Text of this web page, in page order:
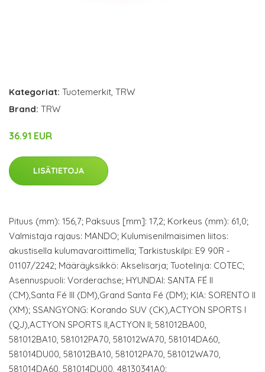
Kategoriat: Tuotemerkit, TRW
Brand: TRW
36.91 EUR
LISÄTIETOJA
Pituus (mm): 156,7; Paksuus [mm]: 17,2; Korkeus (mm): 61,0;
Valmistaja rajaus: MANDO; Kulumisenilmaisimen liitos:
akustisella kulumavaroittimella; Tarkistuskilpi: E9 90R -
01107/2242; Määräyksikkö: Akselisarja; Tuotelinja: COTEC;
Asennuspuoli: Vorderachse; HYUNDAI: SANTA FÉ II
(CM),Santa Fé III (DM),Grand Santa Fé (DM); KIA: SORENTO II
(XM); SSANGYONG: Korando SUV (CK),ACTYON SPORTS I
(QJ),ACTYON SPORTS II,ACTYON II; 581012BA00,
581012BA10, 581012PA70, 581012WA70, 581014DA60,
581014DU00, 581012BA10, 581012PA70, 581012WA70,
581014DA60, 581014DU00, 48130341A0;